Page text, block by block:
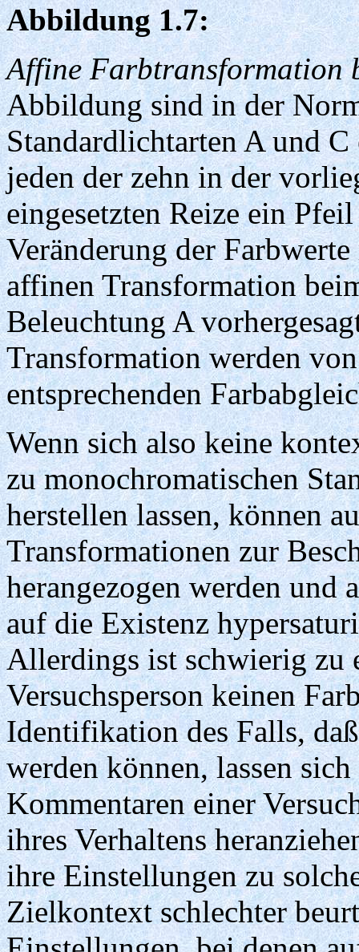
Abbildung 1.7:
Affine Farbtransformation
Abbildung sind in der
Standardlichtarten A und
jeden der zehn in der
eingesetzten Reize ein
Veränderung der
affinen Transformation
Beleuchtung A
Transformation werden
entsprechenden
Wenn sich also keine
zu monochromatischen
herstellen lassen, können
Transformationen zur
herangezogen werden und
auf die Existenz
Allerdings ist schwierig zu
Versuchsperson keinen
Identifikation des Falls,
werden können, lassen
Kommentaren einer
ihres Verhaltens
ihre Einstellungen zu
Zielkontext schlechter